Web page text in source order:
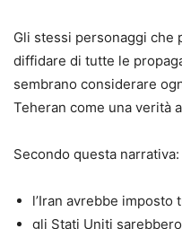
Gli stessi personaggi che
diffidare di tutte le
sembrano considerare
Teheran come una verità
Secondo questa narrativa:
l’Iran avrebbe
gli Stati Uniti